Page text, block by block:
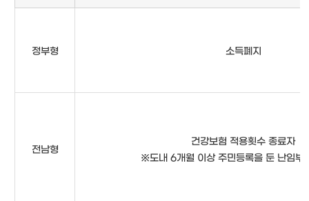
정부형 소득폐지
전남형
건강보험 적용횟수 종료자
※도내 6개월 이상 주민등록을 둔 난임부